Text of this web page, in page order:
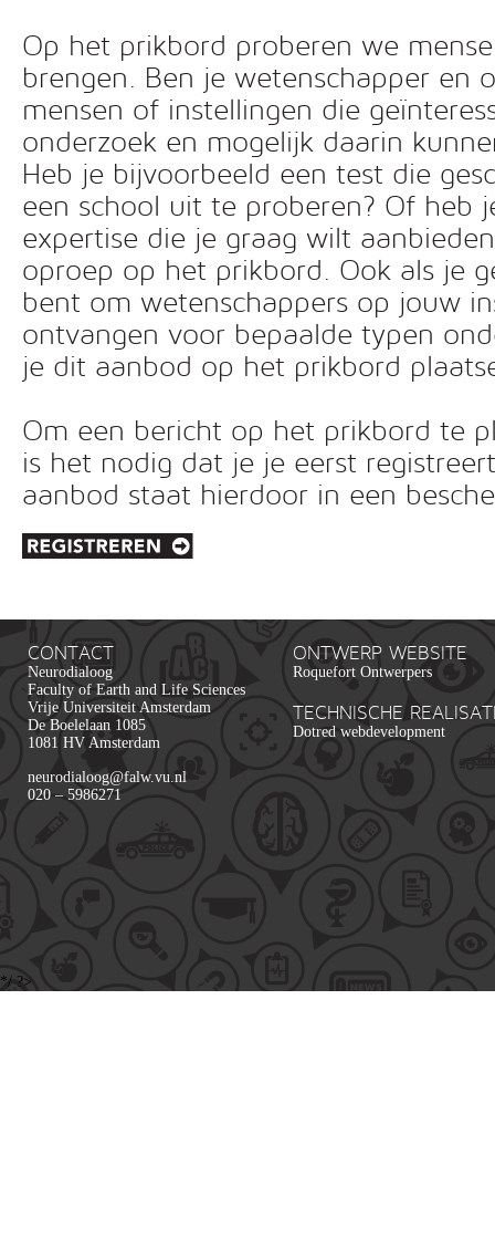
Op het prikbord proberen we
brengen. Ben je wetenschapper en
mensen of instellingen die
onderzoek en mogelijk daarin
Heb je bijvoorbeeld een test die
een school uit te proberen? Of heb
expertise die je graag wilt
oproep op het prikbord. Ook als je
bent om wetenschappers op jouw
ontvangen voor bepaalde typen
je dit aanbod op het prikbord
Om een bericht op het prikbord te
is het nodig dat je je eerst
aanbod staat hierdoor in een
CONTACT
Neurodialoog
Faculty of Earth and Life Sciences
Vrije Universiteit Amsterdam
De Boelelaan 1085
1081 HV Amsterdam
neurodialoog@falw.vu.nl
020 – 5986271
ONTWERP WEBSITE
Roquefort Ontwerpers
TECHNISCHE
Dotred webdevelopment
*/ ?>